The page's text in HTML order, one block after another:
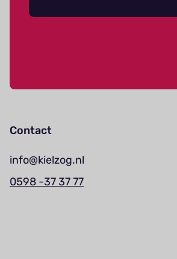
Contact
info@kielzog.nl
0598 -37 37 77